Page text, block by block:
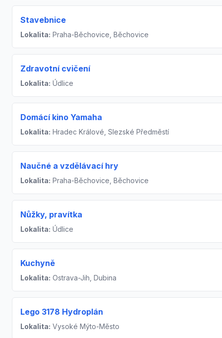
Stavebnice
Lokalita: Praha-Běchovice, Běchovice
Zdravotní cvičení
Lokalita: Údlice
Domácí kino Yamaha
Lokalita: Hradec Králové, Slezské Předměstí
Naučné a vzdělávací hry
Lokalita: Praha-Běchovice, Běchovice
Nůžky, pravítka
Lokalita: Údlice
Kuchyně
Lokalita: Ostrava-Jih, Dubina
Lego 3178 Hydroplán
Lokalita: Vysoké Mýto-Město